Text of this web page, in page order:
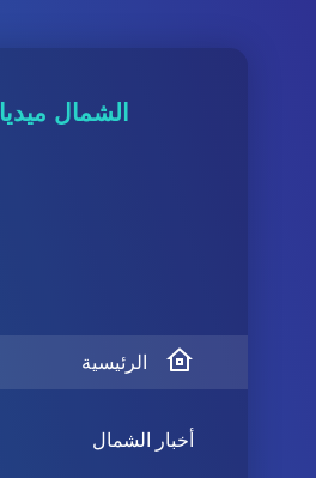
الشمال ميديا
الرئيسية
أخبار الشمال